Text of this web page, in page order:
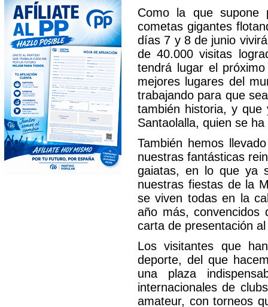
Como la que supone
cometas gigantes
días 7 y 8 de junio
de 40.000 visitas
tendrá lugar el
mejores lugares del
trabajando para que
también historia, y que
Santaolalla, quien se
También hemos
nuestras fantásticas
gaiatas, en lo que ya
nuestras fiestas de la
se viven todas en la
año más, convencidos
carta de presentación
Los visitantes que
deporte, del que
una plaza
internacionales de
amateur, con torneos